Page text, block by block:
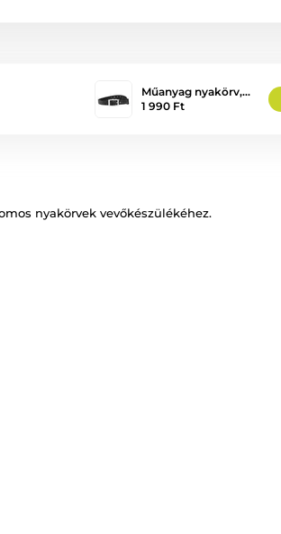
Műanyag nyakörv,…
1 990 Ft
nyakörvek vevőkészülékéhez.